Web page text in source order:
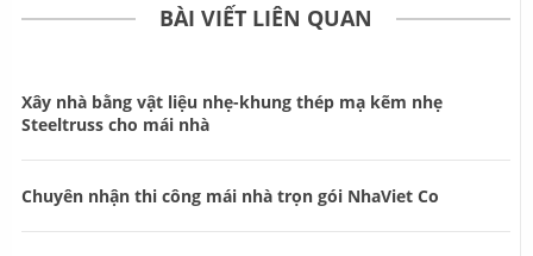
BÀI VIẾT LIÊN QUAN
Xây nhà bằng vật liệu nhẹ-khung thép mạ kẽm nhẹ
Steeltruss cho mái nhà
Chuyên nhận thi công mái nhà trọn gói NhaViet Co